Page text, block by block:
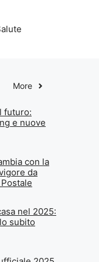
More
futuro:
e nuove
con la
da
nel 2025:
subito